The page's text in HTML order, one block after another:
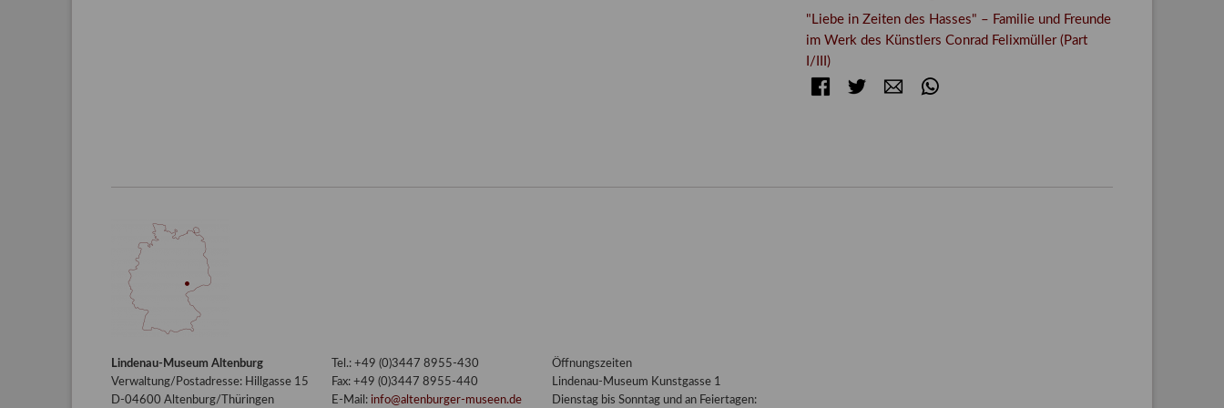
Künstlers
"Liebe in Zeiten des Hasses" – Familie und Freunde
im Werk des Künstlers Conrad Felixmüller (Part
I/III)
FacebookTwitter E-mail
Lindenau-Museum Altenburg
Verwaltung/Postadresse: Hillgasse 15
D-04600 Altenburg/Thüringen
Tel.: +49 (0)3447 8955-430
Fax: +49 (0)3447 8955-440
E-Mail: info@altenburger-museen.de
Öffnungszeiten
Lindenau-Museum Kunstgasse 1
Dienstag bis Sonntag und an Feiertagen: